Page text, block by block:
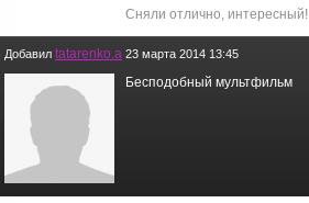
Сняли отлично, интересный!
Добавил tatarenko.a 23 марта 2014 13:45
Бесподобный мультфильм